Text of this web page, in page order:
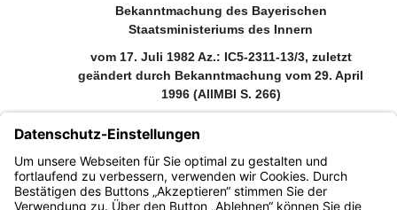
Bekanntmachung des Bayerischen
Staatsministeriums des Innern
vom 17. Juli 1982 Az.: IC5-2311-13/3, zuletzt
geändert durch Bekanntmachung vom 29. April
1996 (AllMBl S. 266)
Bei der Fahndung nach Fahnenflüchtigen oder eigenmächtig
abwesenden Soldaten der Bundeswehr ist nach folgenden
Leitsätzen zu verfahren: